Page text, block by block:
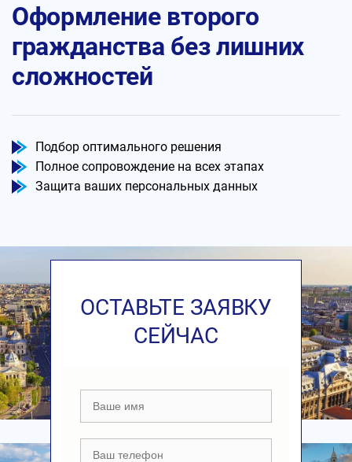
Оформление второго
гражданства без лишних
сложностей
Подбор оптимального решения
Полное сопровождение на всех этапах
Защита ваших персональных данных
ОСТАВЬТЕ ЗАЯВКУ
СЕЙЧАС